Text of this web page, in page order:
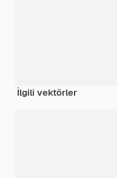
İlgili vektörler